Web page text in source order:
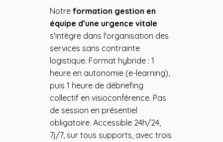
Notre formation gestion en
équipe d’une urgence vitale
s'intègre dans l'organisation des
services sans contrainte
logistique. Format hybride : 1
heure en autonomie (e-learning),
puis 1 heure de débriefing
collectif en visioconférence. Pas
de session en présentiel
obligatoire. Accessible 24h/24,
7j/7, sur tous supports, avec trois